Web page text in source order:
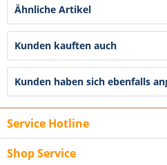
Ähnliche Artikel
Kunden kauften auch
Kunden haben sich ebenfalls
Service Hotline
Shop Service